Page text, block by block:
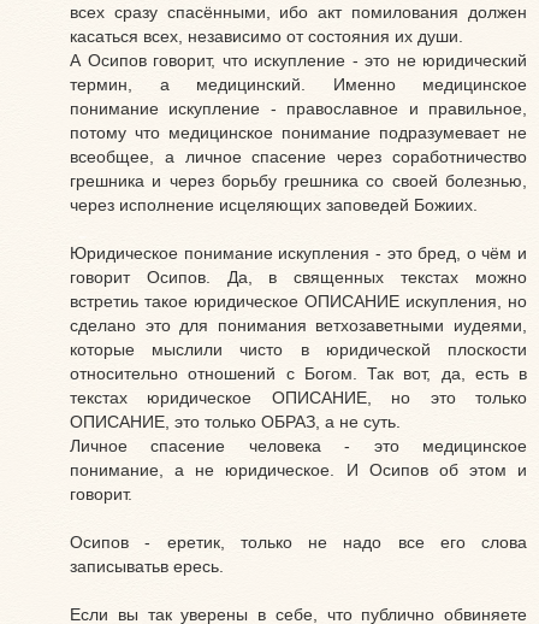
всех сразу спасёнными, ибо акт помилования должен
касаться всех, независимо от состояния их души.
А Осипов говорит, что искупление - это не юридический
термин, а медицинский. Именно медицинское
понимание искупление - православное и правильное,
потому что медицинское понимание подразумевает не
всеобщее, а личное спасение через соработничество
грешника и через борьбу грешника со своей болезнью,
через исполнение исцеляющих заповедей Божиих.
Юридическое понимание искупления - это бред, о чём и
говорит Осипов. Да, в священных текстах можно
встретиь такое юридическое ОПИСАНИЕ искупления, но
сделано это для понимания ветхозаветными иудеями,
которые мыслили чисто в юридической плоскости
относительно отношений с Богом. Так вот, да, есть в
текстах юридическое ОПИСАНИЕ, но это только
ОПИСАНИЕ, это только ОБРАЗ, а не суть.
Личное спасение человека - это медицинское
понимание, а не юридическое. И Осипов об этом и
говорит.
Осипов - еретик, только не надо все его слова
записыватьв ересь.
Если вы так уверены в себе, что публично обвиняете